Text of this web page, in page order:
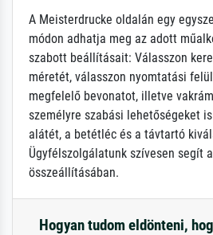
A Meisterdrucke oldalán egy
módon adhatja meg az adott
szabott beállításait: Válasszon
méretét, válasszon nyomtatási
megfelelő bevonatot, illetve
személyre szabási lehetőségeket
alátét, a betétléc és a távtartó
Ügyfélszolgálatunk szívesen segít
összeállításában.
Hogyan tudom eldönteni,